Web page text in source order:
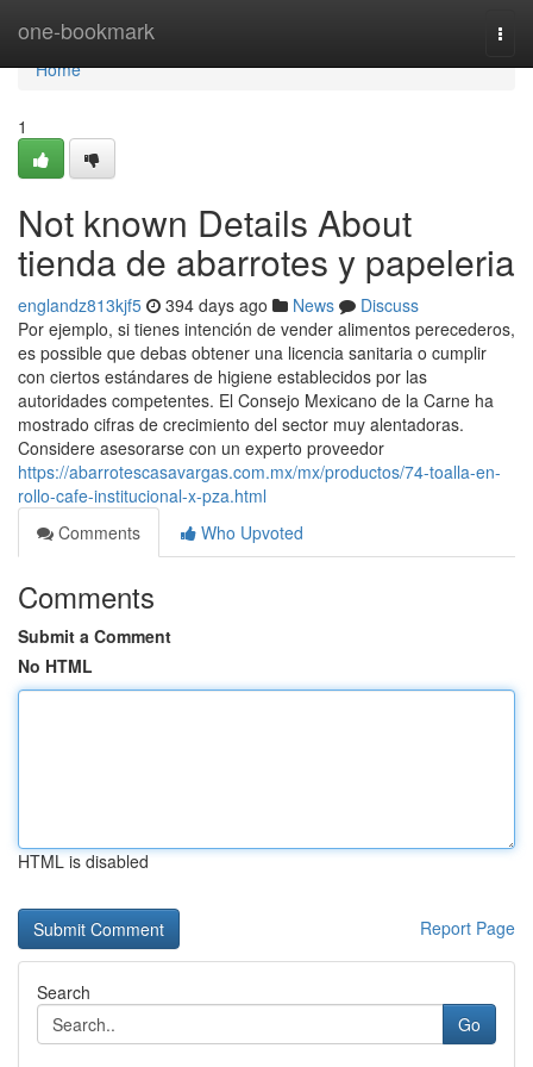
one-bookmark
Home
Home
1
Not known Details About
tienda de abarrotes y papeleria
englandz813kjf5 394 days ago News
Discuss
Por ejemplo, si tienes intención de vender alimentos perecederos,
es possible que debas obtener una licencia sanitaria o cumplir
con ciertos estándares de higiene establecidos por las
autoridades competentes. El Consejo Mexicano de la Carne ha
mostrado cifras de crecimiento del sector muy alentadoras.
Considere asesorarse con un experto proveedor
https://abarrotescasavargas.com.mx/mx/productos/74-toalla-en-
rollo-cafe-institucional-x-pza.html
Comments
Who Upvoted
Comments
Submit a Comment
No HTML
HTML is disabled
Report Page
Search
Go